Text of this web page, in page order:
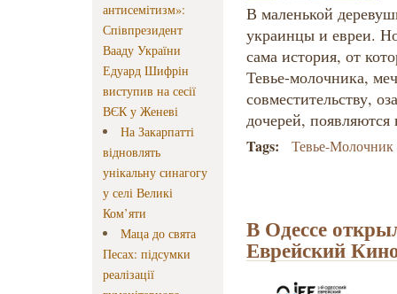
антисемітизм»:
Співпрезидент
Вааду України
Едуард Шифрін
виступив на сесії
ВЄК у Женеві
На Закарпатті
відновлять
унікальну синагогу
у селі Великі
Ком’яти
Маца до свята
Песах: підсумки
реалізації
В маленькой
украинцы и евреи.
сама история, от
Тевье-молочника,
совместительству,
дочерей,
Tags: Тевье-Молочник
В Одессе
Еврейский